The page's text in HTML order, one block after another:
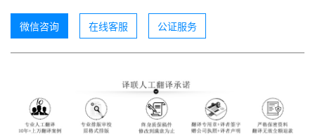
微信咨询 在线客服 公证服务